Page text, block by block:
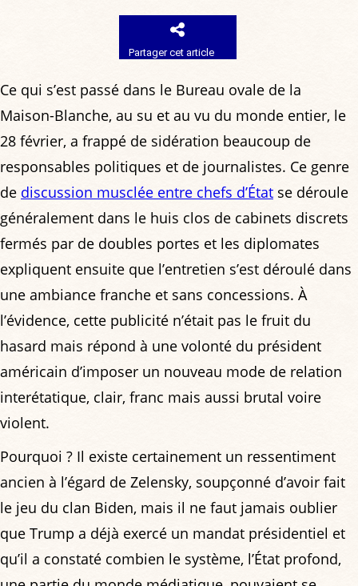
Partager cet article
Ce qui s’est passé dans le Bureau ovale de la
Maison-Blanche, au su et au vu du monde entier, le
28 février, a frappé de sidération beaucoup de
responsables politiques et de journalistes. Ce genre
de discussion musclée entre chefs d’État se déroule
généralement dans le huis clos de cabinets discrets
fermés par de doubles portes et les diplomates
expliquent ensuite que l’entretien s’est déroulé dans
une ambiance franche et sans concessions. À
l’évidence, cette publicité n’était pas le fruit du
hasard mais répond à une volonté du président
américain d’imposer un nouveau mode de relation
interétatique, clair, franc mais aussi brutal voire
violent.
Pourquoi ? Il existe certainement un ressentiment
ancien à l’égard de Zelensky, soupçonné d’avoir fait
le jeu du clan Biden, mais il ne faut jamais oublier
que Trump a déjà exercé un mandat présidentiel et
qu’il a constaté combien le système, l’État profond,